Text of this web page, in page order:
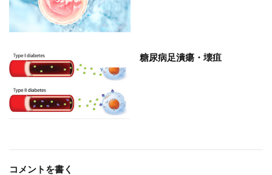
糖尿病足潰瘍・壊疽
コメントを書く